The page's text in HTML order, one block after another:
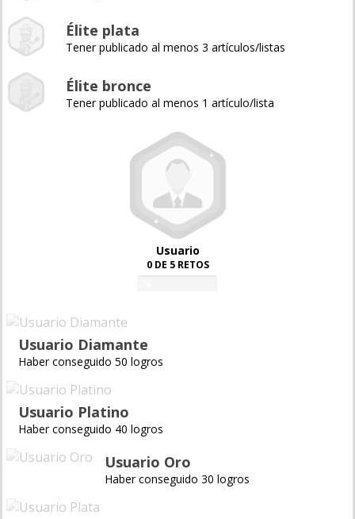
Élite plata
Tener publicado al menos 3 artículos/listas
Élite bronce
Tener publicado al menos 1 artículo/lista
Usuario
0 DE 5 RETOS
Usuario Diamante
Haber conseguido 50 logros
Usuario Platino
Haber conseguido 40 logros
Usuario Oro
Haber conseguido 30 logros